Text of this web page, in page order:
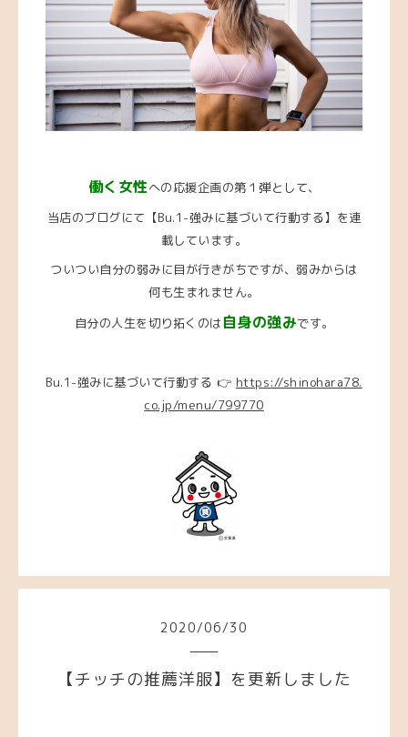
働く女性への応援企画の第１弾として、
当店のブログにて【Bu.1-強みに基づいて行動する】を連
載しています。
ついつい自分の弱みに目が行きがちですが、弱みからは
何も生まれません。
自分の人生を切り拓くのは自身の強みです。
Bu.1-強みに基づいて行動する 👉 https://shinohara78.
co.jp/menu/799770
2020/06/30
【チッチの推薦洋服】を更新しました